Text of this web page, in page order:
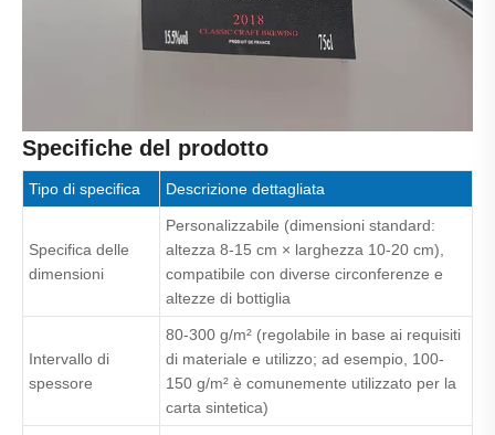
Specifiche del prodotto
Tipo di specifica Descrizione dettagliata
Specifica delle
dimensioni
Personalizzabile (dimensioni standard:
altezza 8-15 cm × larghezza 10-20 cm),
compatibile con diverse circonferenze e
altezze di bottiglia
Intervallo di
spessore
80-300 g/m² (regolabile in base ai requisiti
di materiale e utilizzo; ad esempio, 100-
150 g/m² è comunemente utilizzato per la
carta sintetica)